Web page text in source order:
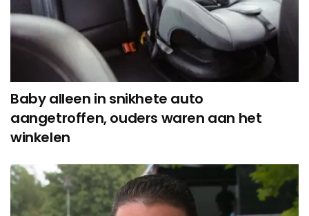
Baby alleen in snikhete auto
aangetroffen, ouders waren aan het
winkelen